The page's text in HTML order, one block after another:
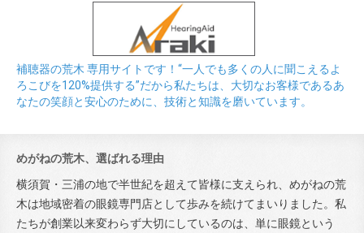
補聴器の荒木 専用サイトです！“一人でも多くの人に聞こえるよ
ろこびを120%提供する”だから私たちは、大切なお客様であるあ
なたの笑顔と安心のために、技術と知識を磨いています。
めがねの荒木、選ばれる理由
横須賀・三浦の地で半世紀を超えて皆様に支えられ、めがねの荒
木は地域密着の眼鏡専門店として歩みを続けてまいりました。私
たちが創業以来変わらず大切にしているのは、単に眼鏡という